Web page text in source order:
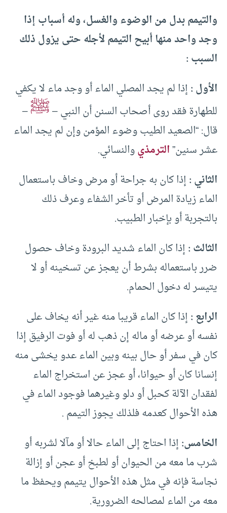
والتيمم بدل من الوضوء والغسل، وله أسباب إذا
وجد واحد منها أبيح التيمم لأجله حتى يزول ذلك
السبب :
الأول :إذا لم يجد المصلي الماء أو وجد ماء لا يكفي
للطهارة فقد روى أصحاب السنن أن النبي –ﷺ–
قال: “الصعيد الطيب وضوء المؤمن وإن لم يجد الماء
عشر سنين”الترمذيوالنسائي.
الثاني :إذا كان به جراحة أو مرض وخاف باستعمال
الماء زيادة المرض أو تأخر الشفاء وعرف ذلك
بالتجربة أو بإخبار الطبيب.
الثالث :إذا كان الماء شديد البرودة وخاف حصول
ضرر باستعماله بشرط أن يعجز عن تسخينه أو لا
يتيسر له دخول الحمام.
الرابع :إذا كان الماء قريبا منه غير أنه يخاف على
نفسه أو عرضه أو ماله إن ذهب له أو فوت الرفيق إذا
كان في سفر أو حال بينه وبين الماء عدو يخشى منه
إنسانا كان أو حيوانا، أو عجز عن استخراج الماء
لفقدان الآلة كحبل أو دلو وغيرهما فوجود الماء في
هذه الأحوال كعدمه فلذلك يجوز التيمم .
الخامس:إذا احتاج إلى الماء حالا أو مآلا لشربه أو
شرب ما معه من الحيوان أو لطبخ أو عجن أو إزالة
نجاسة فإنه في مثل هذه الأحوال يتيمم ويحفظ ما
معه من الماء لمصالحه الضرورية.